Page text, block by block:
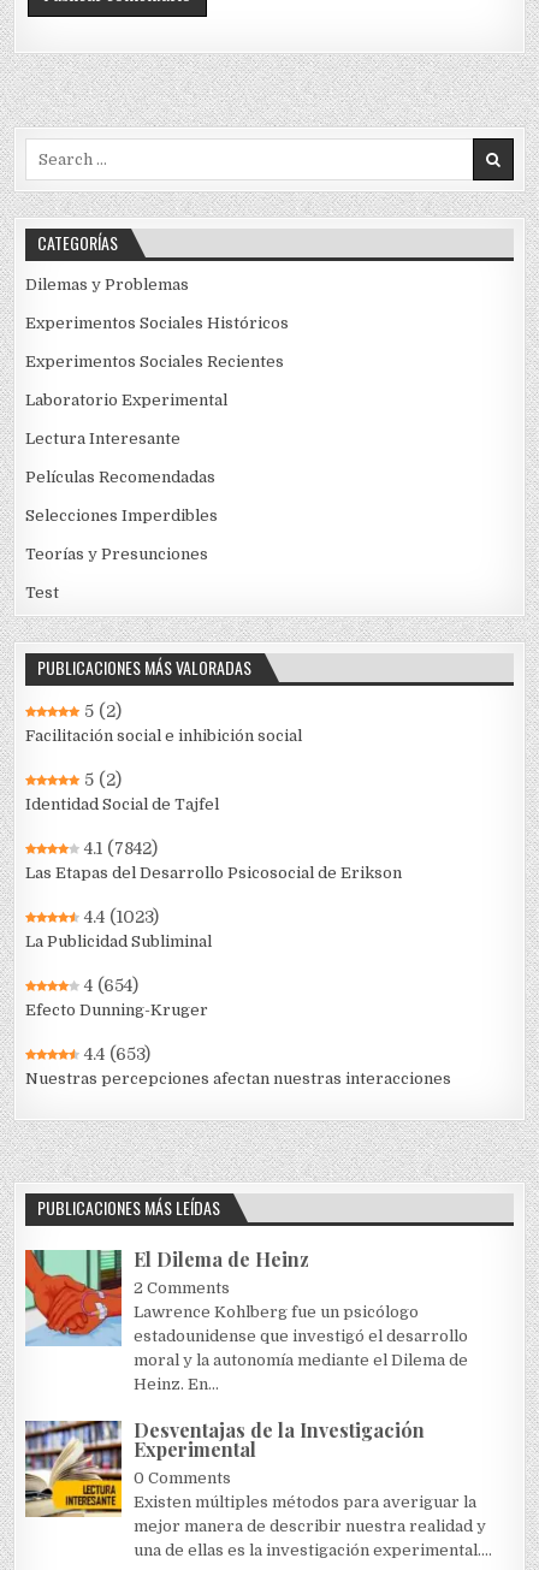
CATEGORÍAS
Dilemas y Problemas
Experimentos Sociales Históricos
Experimentos Sociales Recientes
Laboratorio Experimental
Lectura Interesante
Películas Recomendadas
Selecciones Imperdibles
Teorías y Presunciones
Test
PUBLICACIONES MÁS VALORADAS
5 (2)
Facilitación social e inhibición social
5 (2)
Identidad Social de Tajfel
4.1 (7842)
Las Etapas del Desarrollo Psicosocial de Erikson
4.4 (1023)
La Publicidad Subliminal
4 (654)
Efecto Dunning-Kruger
4.4 (653)
Nuestras percepciones afectan nuestras interacciones
PUBLICACIONES MÁS LEÍDAS
El Dilema de Heinz
2 Comments
Lawrence Kohlberg fue un psicólogo
estadounidense que investigó el desarrollo
moral y la autonomía mediante el Dilema de
Heinz. En...
Desventajas de la Investigación
Experimental
0 Comments
Existen múltiples métodos para averiguar la
mejor manera de describir nuestra realidad y
una de ellas es la investigación experimental....